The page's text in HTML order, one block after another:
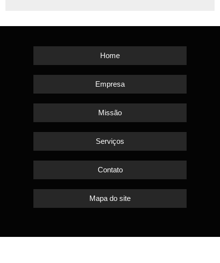
Home
Empresa
Missão
Serviços
Contato
Mapa do site